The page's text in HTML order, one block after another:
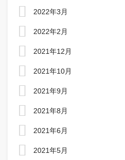
2022年3月
2022年2月
2021年12月
2021年10月
2021年9月
2021年8月
2021年6月
2021年5月